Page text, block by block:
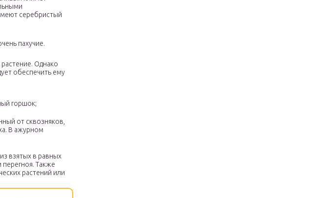
серебристый
пахучие.
Однако
обеспечить ему
горшок;
от сквозняков,
В ажурном
взятых в равных
перегноя. Также
растений или